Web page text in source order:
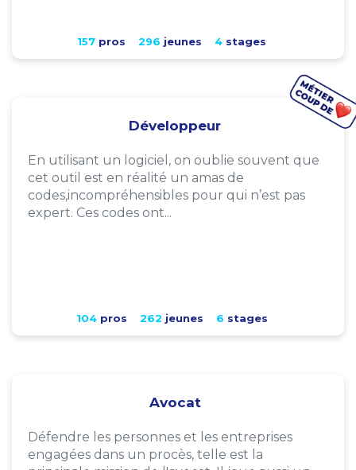
157 pros 296 jeunes 4 stages
Développeur
En utilisant un logiciel, on oublie souvent que
cet outil est en réalité un amas de
codes,incompréhensibles pour qui n’est pas
expert. Ces codes ont...
104pros 262 jeunes 6 stages
Avocat
Défendre les personnes et les entreprises
engagées dans un procès, telle est la